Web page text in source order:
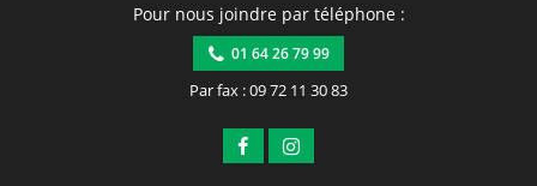
Pour nous joindre par téléphone :
01 64 26 79 99
Par fax : 09 72 11 30 83